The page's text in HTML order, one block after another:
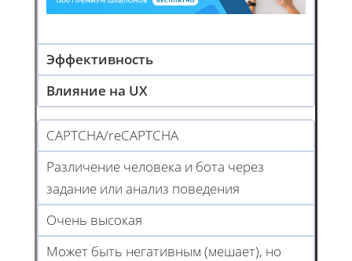
Эффективность
Влияние на UX
CAPTCHA/reCAPTCHA
Различение человека и бота через
задание или анализ поведения
Очень высокая
Может быть негативным (мешает), но